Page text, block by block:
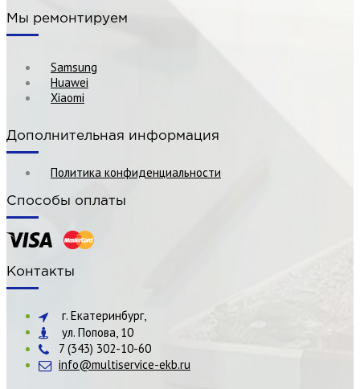
Мы ремонтируем
Samsung
Huawei
Xiaomi
Дополнительная информация
Политика конфиденциальности
Способы оплаты
Контакты
г. Екатеринбург,
ул. Попова, 10
7 (343) 302-10-60
info@multiservice-ekb.ru